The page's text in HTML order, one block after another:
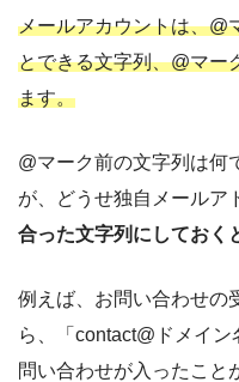
メールアカウントは、@
とできる文字列、@マー
ます。
@マーク前の文字列は何
が、どうせ独自メールア
合った文字列にしておく
例えば、お問い合わせの
ら、「contact@ドメイン
問い合わせが入ったこと